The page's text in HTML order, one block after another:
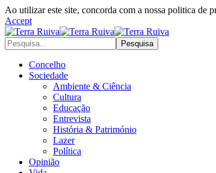
Ao utilizar este site, concorda com a nossa politica de
Accept
Concelho
Sociedade
Ambiente & Ciência
Cultura
Educação
Entrevista
História & Património
Lazer
Política
Opinião